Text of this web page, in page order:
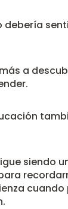
debería
a
siendo
cuando